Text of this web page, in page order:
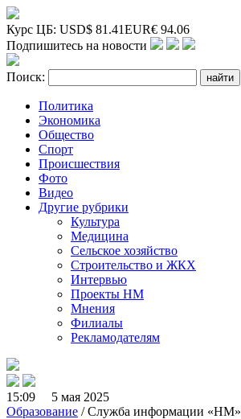
Курс ЦБ: USD$ 81.41EUR€ 94.06
Подпишитесь на новости
Поиск:
Политика
Экономика
Общество
Спорт
Происшествия
Фото
Видео
Другие рубрики
Культура
Медицина
Сельское хозяйство
Строительство и ЖКХ
Интервью
Проекты НМ
Мнения
Филиалы
Рекламодателям
15:09 5 мая 2025
Образование / Служба информации «НМ»